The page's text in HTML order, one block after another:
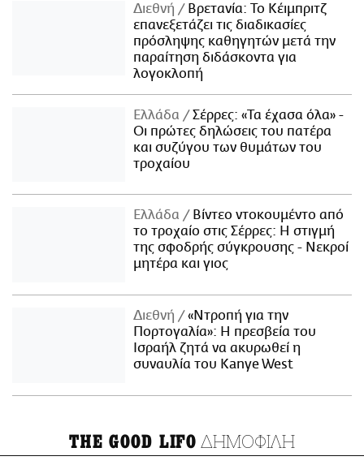
Διεθνή
Βρετανία: Το Κέιμπριτζ
επανεξετάζει τις διαδικασίες
πρόσληψης καθηγητών μετά την
παραίτηση διδάσκοντα για
λογοκλοπή
Ελλάδα
Σέρρες: «Τα έχασα όλα» -
Οι πρώτες δηλώσεις του πατέρα
και συζύγου των θυμάτων του
τροχαίου
Ελλάδα
Βίντεο ντοκουμέντο από
το τροχαίο στις Σέρρες: Η στιγμή
της σφοδρής σύγκρουσης - Νεκροί
μητέρα και γιος
Διεθνή
«Ντροπή για την
Πορτογαλία»: Η πρεσβεία του
Ισραήλ ζητά να ακυρωθεί η
συναυλία του Kanye West
THE GOOD LIFO ΔΗΜΟΦΙΛΗ